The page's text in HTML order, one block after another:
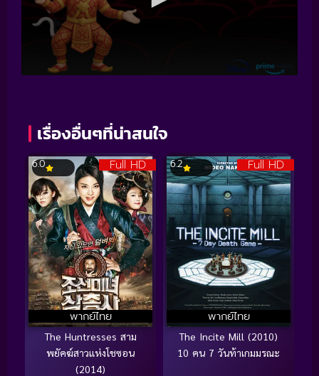
เรื่องอื่นๆที่น่าสนใจ
Full HD
พากย์ไทย
6.0
The Huntresses สาม
พยัคฆ์สาวแห่งโชซอน
(2014)
Full HD
พากย์ไทย
6.2
The Incite Mill (2010)
10 คน 7 วันท้าเกมมรณะ